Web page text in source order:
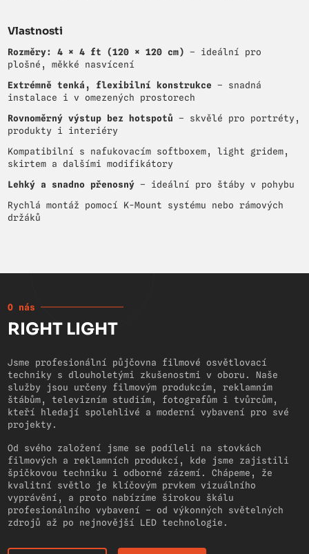
Vlastnosti
Rozměry: 4 × 4 ft (120 × 120 cm) – ideální pro
plošné, měkké nasvícení
Extrémně tenká, flexibilní konstrukce – snadná
instalace i v omezených prostorech
Rovnoměrný výstup bez hotspotů – skvělé pro portréty,
produkty i interiéry
Kompatibilní s nafukovacím softboxem, light gridem,
skirtem a dalšími modifikátory
Lehký a snadno přenosný – ideální pro štáby v pohybu
Rychlá montáž pomocí K-Mount systému nebo rámových
držáků
O nás
RIGHT LIGHT
Jsme profesionální půjčovna filmové osvětlovací
techniky s dlouholetými zkušenostmi v oboru. Naše
služby jsou určeny filmovým produkcím, reklamním
štábům, televizním studiím, fotografům i tvůrcům,
kteří hledají spolehlivé a moderní vybavení pro své
projekty.
Od svého založení jsme se podíleli na stovkách
filmových a reklamních produkcí, kde jsme zajistili
špičkovou techniku i odborné zázemí. Chápeme, že
kvalitní světlo je klíčovým prvkem vizuálního
vyprávění, a proto nabízíme širokou škálu
profesionálního vybavení – od výkonných světelných
zdrojů až po nejnovější LED technologie.